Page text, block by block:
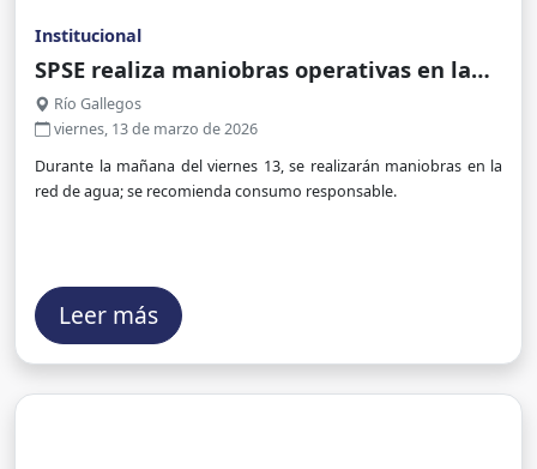
Institucional
SPSE realiza maniobras operativas en la
red de agua de Río Gallegos
Río Gallegos
viernes, 13 de marzo de 2026
Durante la mañana del viernes 13, se realizarán maniobras en la
red de agua; se recomienda consumo responsable.
Leer más